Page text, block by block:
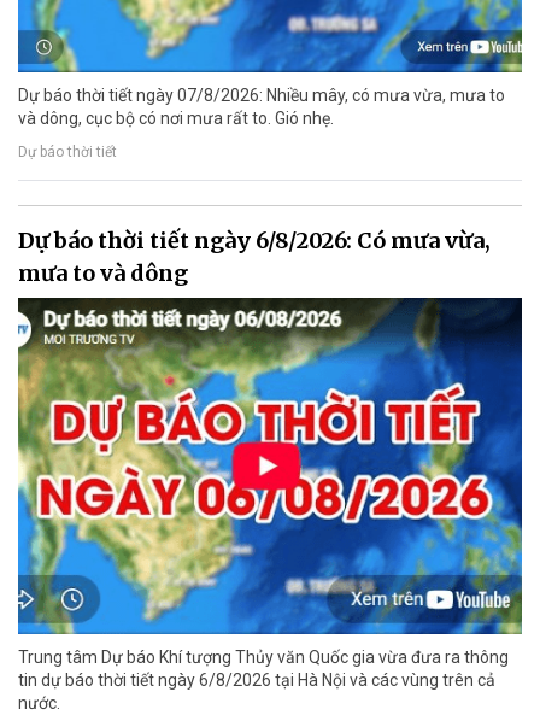
Dự báo thời tiết ngày 07/8/2026: Nhiều mây, có mưa vừa, mưa to
và dông, cục bộ có nơi mưa rất to. Gió nhẹ.
Dự báo thời tiết
Dự báo thời tiết ngày 6/8/2026: Có mưa vừa,
mưa to và dông
Trung tâm Dự báo Khí tượng Thủy văn Quốc gia vừa đưa ra thông
tin dự báo thời tiết ngày 6/8/2026 tại Hà Nội và các vùng trên cả
nước.